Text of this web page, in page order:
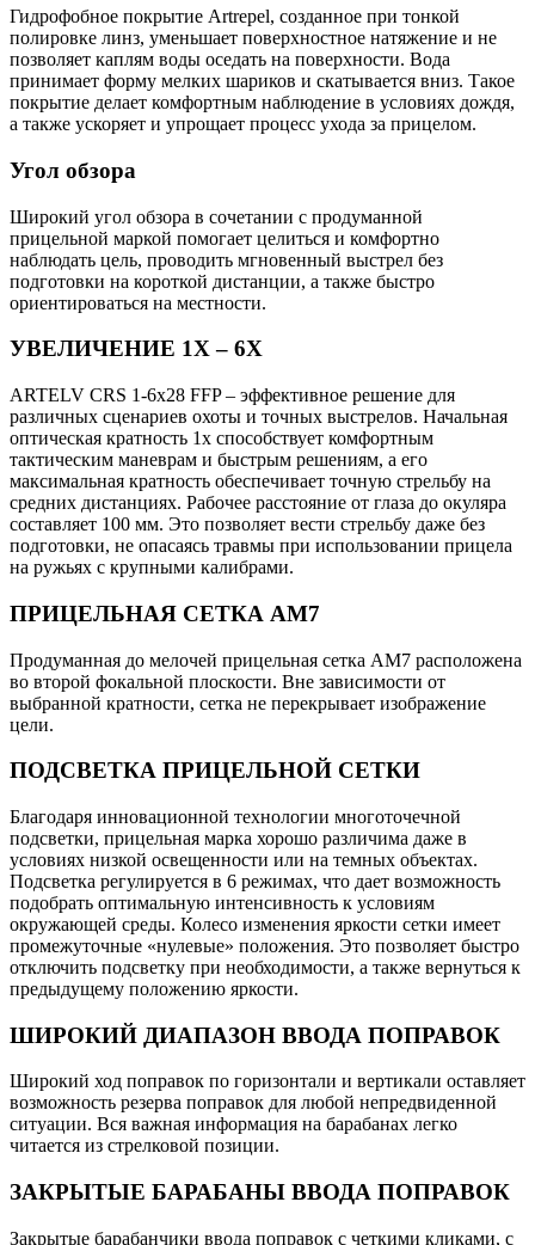
Гидрофобное покрытие Artrepel, созданное при тонкой
полировке линз, уменьшает поверхностное натяжение и не
позволяет каплям воды оседать на поверхности. Вода
принимает форму мелких шариков и скатывается вниз. Такое
покрытие делает комфортным наблюдение в условиях дождя,
а также ускоряет и упрощает процесс ухода за прицелом.
Угол обзора
Широкий угол обзора в сочетании с продуманной
прицельной маркой помогает целиться и комфортно
наблюдать цель, проводить мгновенный выстрел без
подготовки на короткой дистанции, а также быстро
ориентироваться на местности.
УВЕЛИЧЕНИЕ 1X – 6X
ARTELV CRS 1-6x28 FFP – эффективное решение для
различных сценариев охоты и точных выстрелов. Начальная
оптическая кратность 1х способствует комфортным
тактическим маневрам и быстрым решениям, а его
максимальная кратность обеспечивает точную стрельбу на
средних дистанциях. Рабочее расстояние от глаза до окуляра
составляет 100 мм. Это позволяет вести стрельбу даже без
подготовки, не опасаясь травмы при использовании прицела
на ружьях с крупными калибрами.
ПРИЦЕЛЬНАЯ СЕТКА AM7
Продуманная до мелочей прицельная сетка AM7 расположена
во второй фокальной плоскости. Вне зависимости от
выбранной кратности, сетка не перекрывает изображение
цели.
ПОДСВЕТКА ПРИЦЕЛЬНОЙ СЕТКИ
Благодаря инновационной технологии многоточечной
подсветки, прицельная марка хорошо различима даже в
условиях низкой освещенности или на темных объектах.
Подсветка регулируется в 6 режимах, что дает возможность
подобрать оптимальную интенсивность к условиям
окружающей среды. Колесо изменения яркости сетки имеет
промежуточные «нулевые» положения. Это позволяет быстро
отключить подсветку при необходимости, а также вернуться к
предыдущему положению яркости.
ШИРОКИЙ ДИАПАЗОН ВВОДА ПОПРАВОК
Широкий ход поправок по горизонтали и вертикали оставляет
возможность резерва поправок для любой непредвиденной
ситуации. Вся важная информация на барабанах легко
читается из стрелковой позиции.
ЗАКРЫТЫЕ БАРАБАНЫ ВВОДА ПОПРАВОК
Закрытые барабанчики ввода поправок с четкими кликами, с